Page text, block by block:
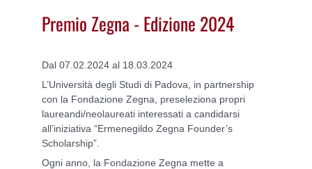
Premio Zegna - Edizione 2024
Dal 07.02.2024 al 18.03.2024
L’Università degli Studi di Padova, in partnership
con la Fondazione Zegna, preseleziona propri
laureandi/neolaureati interessati a candidarsi
all’iniziativa “Ermenegildo Zegna Founder’s
Scholarship”.
Ogni anno, la Fondazione Zegna mette a